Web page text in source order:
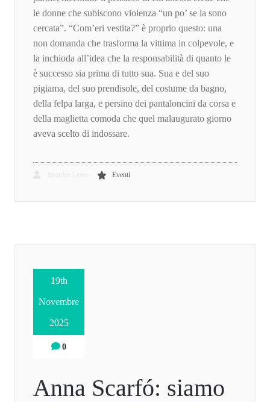
le donne che subiscono violenza “un po’ se la sono
cercata”. “Com’eri vestita?” è proprio questo: una
non domanda che trasforma la vittima in colpevole, e
la inchioda all’idea che la responsabilità di quanto le
è successo sia prima di tutto sua. Sua e del suo
pigiama, del suo prendisole, del costume da bagno,
della felpa larga, e persino dei pantaloncini da corsa e
della maglietta comoda che quel malaugurato giorno
aveva scelto di indossare.
Eventi
19th
Novembre
2025
0
Anna Scarfó: siamo